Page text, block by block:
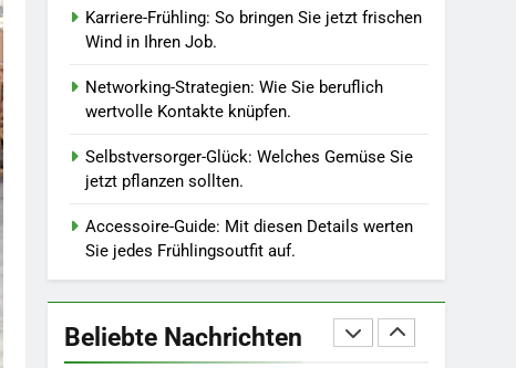
Karriere-Frühling: So bringen Sie jetzt frischen
Wind in Ihren Job.
Networking-Strategien: Wie Sie beruflich
wertvolle Kontakte knüpfen.
Selbstversorger-Glück: Welches Gemüse Sie
jetzt pflanzen sollten.
Accessoire-Guide: Mit diesen Details werten
Sie jedes Frühlingsoutfit auf.
Beliebte Nachrichten
7
Berufliche
Quereinstieg in der neuen
Saison.
LEBENSSTIL
8
Farbenpracht statt
kombinieren Sie
Pastelltöne in diesem
Jahr.
MODE
1
Polnischer Hersteller von
Socken – Qualität,
Technologie und Design in